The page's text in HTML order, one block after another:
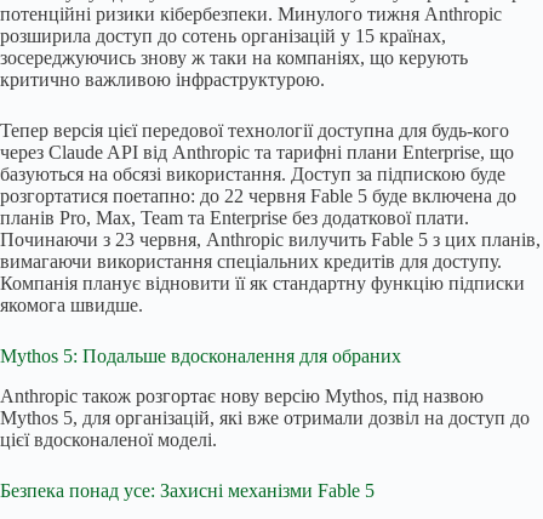
потенційні ризики кібербезпеки. Минулого тижня Anthropic
розширила доступ до сотень організацій у 15 країнах,
зосереджуючись знову ж таки на компаніях, що керують
критично важливою інфраструктурою.
Тепер версія цієї передової технології доступна для будь-кого
через Claude API від Anthropic та тарифні плани Enterprise, що
базуються на обсязі використання. Доступ за підпискою буде
розгортатися поетапно: до 22 червня Fable 5 буде включена до
планів Pro, Max, Team та Enterprise без додаткової плати.
Починаючи з 23 червня, Anthropic вилучить Fable 5 з цих планів,
вимагаючи використання спеціальних кредитів для доступу.
Компанія планує відновити її як стандартну функцію підписки
якомога швидше.
Mythos 5: Подальше вдосконалення для обраних
Anthropic також розгортає нову версію Mythos, під назвою
Mythos 5, для організацій, які вже отримали дозвіл на доступ до
цієї вдосконаленої моделі.
Безпека понад усе: Захисні механізми Fable 5